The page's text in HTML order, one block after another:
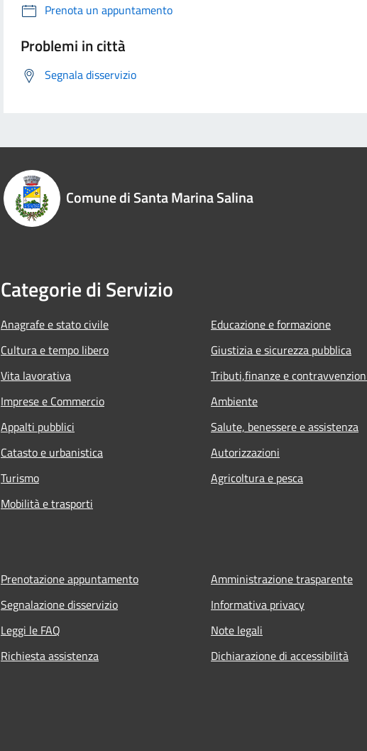
Prenota un appuntamento
Problemi in città
Segnala disservizio
Comune di Santa Marina Salina
Categorie di Servizio
Anagrafe e stato civile
Cultura e tempo libero
Vita lavorativa
Imprese e Commercio
Appalti pubblici
Catasto e urbanistica
Turismo
Mobilità e trasporti
Educazione e formazione
Giustizia e sicurezza pubblica
Tributi,finanze e
Ambiente
Salute, benessere e assistenza
Autorizzazioni
Agricoltura e pesca
Prenotazione appuntamento
Segnalazione disservizio
Leggi le FAQ
Richiesta assistenza
Amministrazione trasparente
Informativa privacy
Note legali
Dichiarazione di accessibilità